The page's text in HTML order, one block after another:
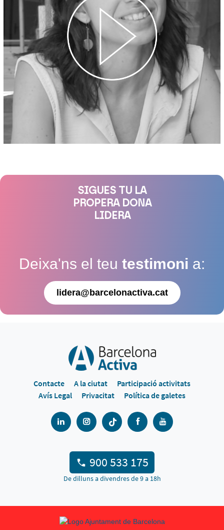
SIGUES TU LA
PROPERA DONA
LIDERA
Deixa'ns el teu testimoni a:
lidera@barcelonactiva.cat
Contacte A la ciutat
Participació activitats
Avís Legal
Privacitat Política de galetes
900 533 175
De dilluns a divendres de 9 a 18h